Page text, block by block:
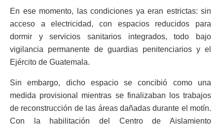
En ese momento, las condiciones ya eran estrictas: sin
acceso a electricidad, con espacios reducidos para
dormir y servicios sanitarios integrados, todo bajo
vigilancia permanente de guardias penitenciarios y el
Ejército de Guatemala.
Sin embargo, dicho espacio se concibió como una
medida provisional mientras se finalizaban los trabajos
de reconstrucción de las áreas dañadas durante el motín.
Con la habilitación del Centro de Aislamiento